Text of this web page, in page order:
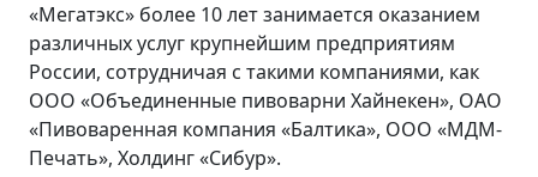
«Мегатэкс» более 10 лет занимается оказанием
различных услуг крупнейшим предприятиям
России, сотрудничая с такими компаниями, как
ООО «Объединенные пивоварни Хайнекен», ОАО
«Пивоваренная компания «Балтика», ООО «МДМ-
Печать», Холдинг «Сибур».